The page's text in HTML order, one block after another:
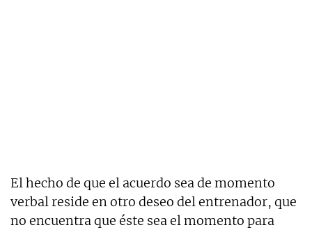
El hecho de que el acuerdo sea de momento
verbal reside en otro deseo del entrenador, que
no encuentra que éste sea el momento para